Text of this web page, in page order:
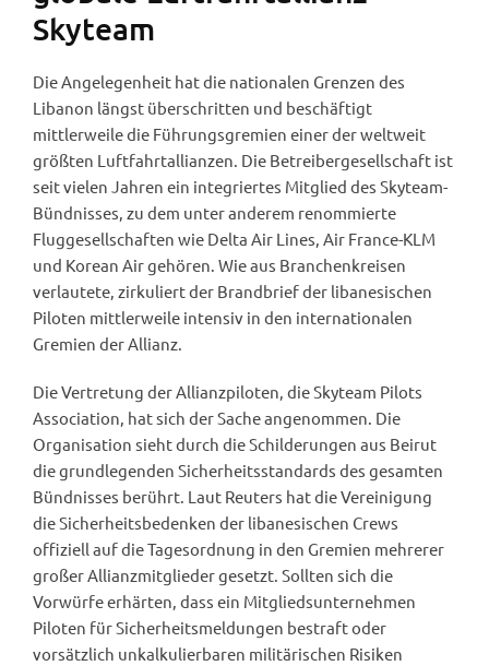
Skyteam
Die Angelegenheit hat die nationalen Grenzen des
Libanon längst überschritten und beschäftigt
mittlerweile die Führungsgremien einer der weltweit
größten Luftfahrtallianzen. Die Betreibergesellschaft ist
seit vielen Jahren ein integriertes Mitglied des Skyteam-
Bündnisses, zu dem unter anderem renommierte
Fluggesellschaften wie Delta Air Lines, Air France-KLM
und Korean Air gehören. Wie aus Branchenkreisen
verlautete, zirkuliert der Brandbrief der libanesischen
Piloten mittlerweile intensiv in den internationalen
Gremien der Allianz.
Die Vertretung der Allianzpiloten, die Skyteam Pilots
Association, hat sich der Sache angenommen. Die
Organisation sieht durch die Schilderungen aus Beirut
die grundlegenden Sicherheitsstandards des gesamten
Bündnisses berührt. Laut Reuters hat die Vereinigung
die Sicherheitsbedenken der libanesischen Crews
offiziell auf die Tagesordnung in den Gremien mehrerer
großer Allianzmitglieder gesetzt. Sollten sich die
Vorwürfe erhärten, dass ein Mitgliedsunternehmen
Piloten für Sicherheitsmeldungen bestraft oder
vorsätzlich unkalkulierbaren militärischen Risiken